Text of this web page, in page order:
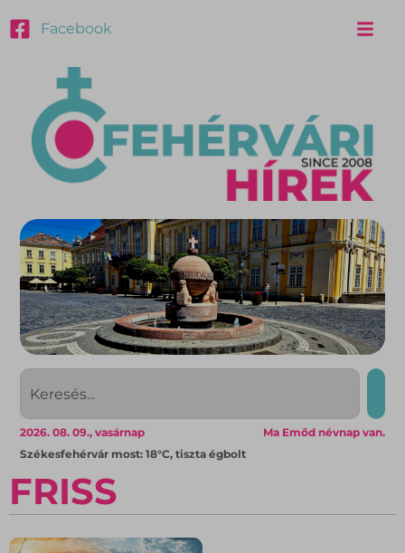
Facebook
Ma Emőd névnap van.
2026. 08. 09., vasárnap
Székesfehérvár most: 18°C, tiszta égbolt
FRISS